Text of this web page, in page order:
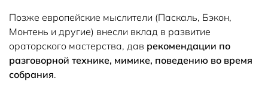
Позже европейские мыслители (Паскаль, Бэкон,
Монтень и другие) внесли вклад в развитие
ораторского мастерства, дав рекомендации по
разговорной технике, мимике, поведению во время
собрания.